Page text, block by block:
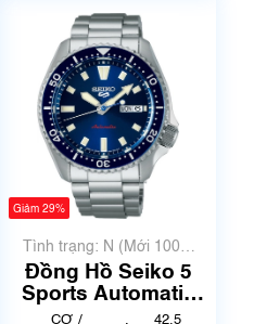
Giảm 29%
Tình trạng: N (Mới 100%
chưa qua sử dụng)
Đồng Hồ Seiko 5
Sports Automatic
SB-SA303
CƠ /
42.5